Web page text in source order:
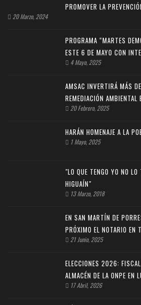
PROMOVER LA
20 Marzo, 2024
PROGRAMA “MARTES
ESTE 6 DE MAYO CON
4 Mayo, 2025
AMSAC INVERTIRÁ MÁS
REMEDIACIÓN
20 Febrero, 2025
HARÁN HOMENAJE A LA
1 Mayo, 2025
"LO QUE TENGO YO NO
HIGUAÍN"
13 Marzo, 2018
EN SAN MARTÍN DE
PRÓXIMO EL NOTARIO EN
21 Junio, 2025
ELECCIONES 2026:
ALMACÉN DE LA ONPE EN
17 Abril, 2026